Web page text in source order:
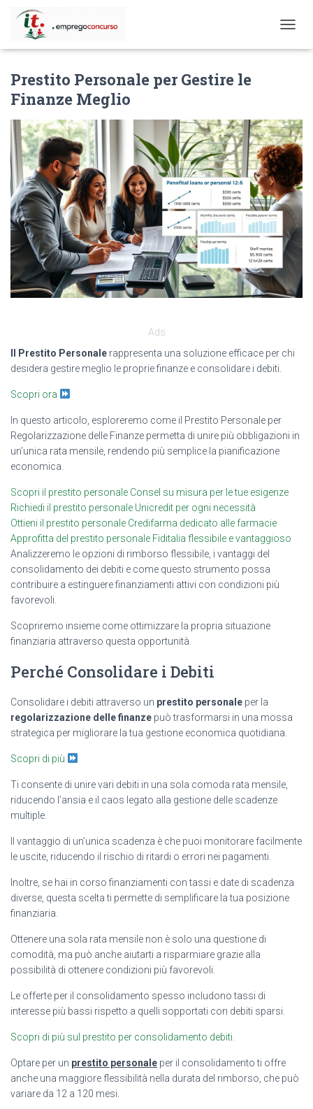
O
A
V
I
G
A
T
I
O
N
Prestito Personale per Gestire le
Finanze Meglio
Ads
Il Prestito Personale rappresenta una soluzione efficace per chi
desidera gestire meglio le proprie finanze e consolidare i debiti.
Scopri ora
In questo articolo, esploreremo come il Prestito Personale per
Regolarizzazione delle Finanze permetta di unire più obbligazioni in
un’unica rata mensile, rendendo più semplice la pianificazione
economica.
Scopri il prestito personale Consel su misura per le tue esigenze
Richiedi il prestito personale Unicredit per ogni necessità
Ottieni il prestito personale Credifarma dedicato alle farmacie
Approfitta del prestito personale Fiditalia flessibile e vantaggioso
Analizzeremo le opzioni di rimborso flessibile, i vantaggi del
consolidamento dei debiti e come questo strumento possa
contribuire a estinguere finanziamenti attivi con condizioni più
favorevoli.
Scopriremo insieme come ottimizzare la propria situazione
finanziaria attraverso questa opportunità.
Perché Consolidare i Debiti
Consolidare i debiti attraverso un prestito personale per la
regolarizzazione delle finanze può trasformarsi in una mossa
strategica per migliorare la tua gestione economica quotidiana.
Scopri di più
Ti consente di unire vari debiti in una sola comoda rata mensile,
riducendo l’ansia e il caos legato alla gestione delle scadenze
multiple.
Il vantaggio di un’unica scadenza è che puoi monitorare facilmente
le uscite, riducendo il rischio di ritardi o errori nei pagamenti.
Inoltre, se hai in corso finanziamenti con tassi e date di scadenza
diverse, questa scelta ti permette di semplificare la tua posizione
finanziaria.
Ottenere una sola rata mensile non è solo una questione di
comodità, ma può anche aiutarti a risparmiare grazie alla
possibilità di ottenere condizioni più favorevoli.
Le offerte per il consolidamento spesso includono tassi di
interesse più bassi rispetto a quelli sopportati con debiti sparsi.
Scopri di più sul prestito per consolidamento debiti
Optare per un prestito personale per il consolidamento ti offre
anche una maggiore flessibilità nella durata del rimborso, che può
variare da 12 a 120 mesi.